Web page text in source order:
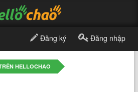
Đăng ký Đăng nhập
HELLOCHAO